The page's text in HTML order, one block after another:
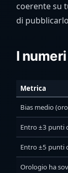
coerente su
di
I
Metrica
Bias medio
Entro ±3 punti
Entro ±5 punti
Orologio ha